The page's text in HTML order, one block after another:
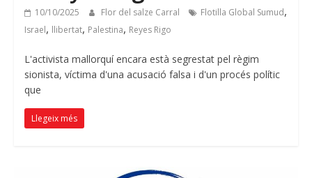
10/10/2025 Flor del salze Carral Flotilla Global Sumud,
Israel, llibertat, Palestina, Reyes Rigo
L'activista mallorquí encara està segrestat pel règim
sionista, víctima d'una acusació falsa i d'un procés polític
que
Llegeix més